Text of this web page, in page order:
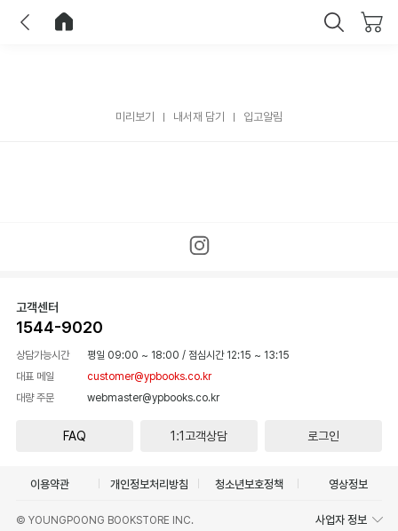
미리보기 내서재 담기 입고알림
고객센터
1544-9020
상담가능시간 평일 09:00 ~ 18:00 / 점심시간 12:15 ~ 13:15
대표 메일
customer@ypbooks.co.kr
대량 주문
webmaster@ypbooks.co.kr
FAQ 1:1고객상담 로그인
이용약관 개인정보처리방침 청소년보호정책 영상정보
© YOUNGPOONG BOOKSTORE INC. 사업자 정보